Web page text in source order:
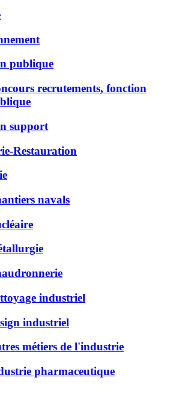
publique
recrutements, fonction
support
Restauration
navals
industriel
industriel
métiers de l'industrie
pharmaceutique